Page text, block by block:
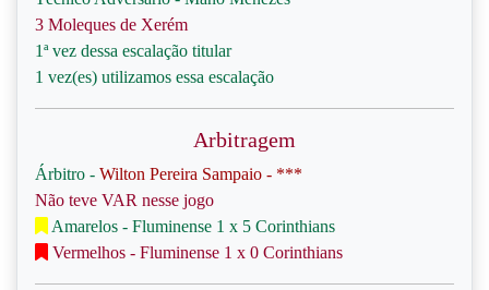
3 Moleques de Xerém
1ª vez dessa escalação titular
1 vez(es) utilizamos essa escalação
Arbitragem
Árbitro - Wilton Pereira Sampaio - ***
Não teve VAR nesse jogo
Amarelos - Fluminense 1 x 5 Corinthians
Vermelhos - Fluminense 1 x 0 Corinthians